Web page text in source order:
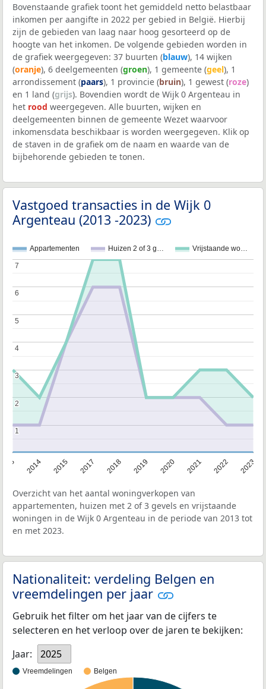
Bovenstaande grafiek toont het gemiddeld netto belastbaar
inkomen per aangifte in 2022 per gebied in België. Hierbij
zijn de gebieden van laag naar hoog gesorteerd op de
hoogte van het inkomen. De volgende gebieden worden in
de grafiek weergegeven: 37 buurten (blauw), 14 wijken
(oranje), 6 deelgemeenten (groen), 1 gemeente (geel), 1
arrondissement (paars), 1 provincie (bruin), 1 gewest (roze)
en 1 land (grijs). Bovendien wordt de Wijk 0 Argenteau in
het rood weergegeven. Alle buurten, wijken en
deelgemeenten binnen de gemeente Wezet waarvoor
inkomensdata beschikbaar is worden weergegeven. Klik op
de staven in de grafiek om de naam en waarde van de
bijbehorende gebieden te tonen.
Vastgoed transacties in de Wijk 0
Argenteau (2013 -2023)
Appartementen Huizen 2 of 3 g… Vrijstaande wo…
2014 2015 2017 2018 2019 2020 2021 2022 2023
1
1
2
2
3
3
4
4
5
5
6
6
7
7
Overzicht van het aantal woningverkopen van
appartementen, huizen met 2 of 3 gevels en vrijstaande
woningen in de Wijk 0 Argenteau in de periode van 2013 tot
en met 2023.
Nationaliteit: verdeling Belgen en
vreemdelingen per jaar
Gebruik het filter om het jaar van de cijfers te
selecteren en het verloop over de jaren te bekijken:
Jaar:
2025
Vreemdelingen Belgen